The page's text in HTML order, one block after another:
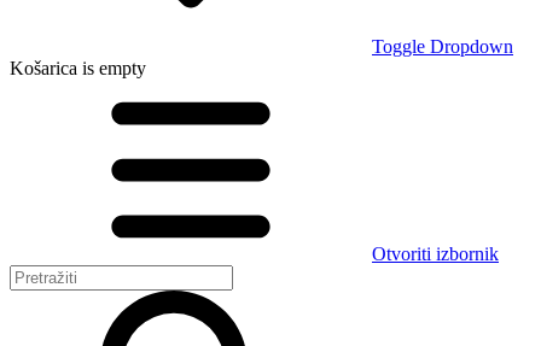
Toggle Dropdown
Košarica is empty
Otvoriti izbornik